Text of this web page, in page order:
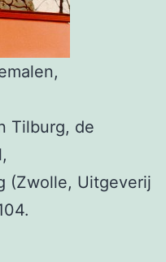
Tilburg, de
(Zwolle, Uitgeverij